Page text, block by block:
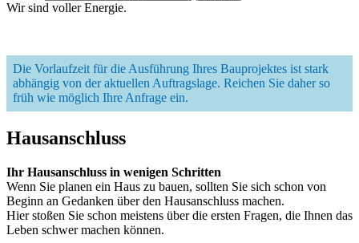
Wir sind voller Energie.
Die Vorlaufzeit für die Ausführung Ihres Bauprojektes ist stark
abhängig von der aktuellen Auftragslage. Reichen Sie daher so
früh wie möglich Ihre Anfrage ein.
Hausanschluss
Ihr Hausanschluss in wenigen Schritten
Wenn Sie planen ein Haus zu bauen, sollten Sie sich schon von
Beginn an Gedanken über den Hausanschluss machen.
Hier stoßen Sie schon meistens über die ersten Fragen, die Ihnen das
Leben schwer machen können.